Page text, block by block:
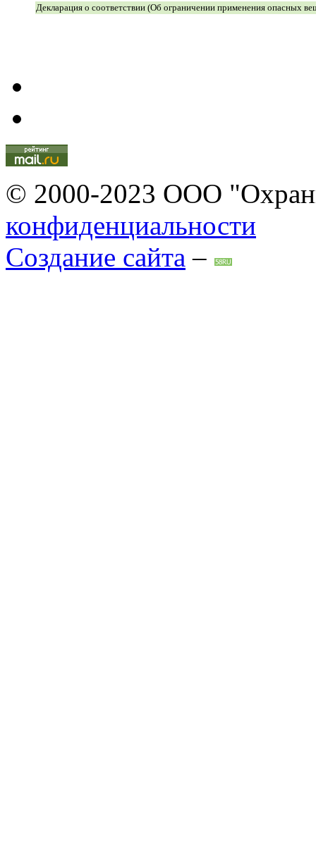
Декларация о соответствии (Об ограничении применения опасных
© 2000-2023 ООО
конфиденциальности
Создание сайта –